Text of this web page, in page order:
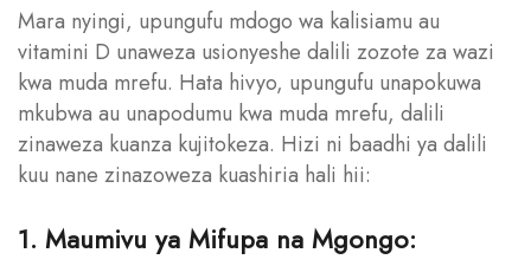
Mara nyingi, upungufu mdogo wa kalisiamu au
vitamini D unaweza usionyeshe dalili zozote za wazi
kwa muda mrefu. Hata hivyo, upungufu unapokuwa
mkubwa au unapodumu kwa muda mrefu, dalili
zinaweza kuanza kujitokeza. Hizi ni baadhi ya dalili
kuu nane zinazoweza kuashiria hali hii:
1. Maumivu ya Mifupa na Mgongo: